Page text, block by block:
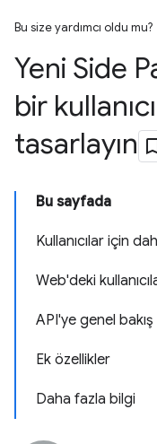
Bu size yardımcı oldu mu?
Yeni Side
bir
tasarlayın
Bu sayfada
Kullanıcılar için
Web'deki
API'ye genel bakış
Ek özellikler
Daha fazla bilgi